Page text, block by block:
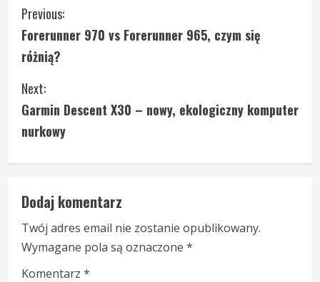
C
o
n
t
i
n
u
e
R
Previous:
Forerunner 970 vs Forerunner 965, czym się
różnią?
Next:
Garmin Descent X30 – nowy, ekologiczny komputer
nurkowy
Dodaj komentarz
Twój adres email nie zostanie opublikowany.
Wymagane pola są oznaczone *
Komentarz *